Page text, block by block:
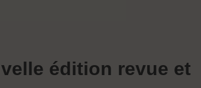
édition revue et